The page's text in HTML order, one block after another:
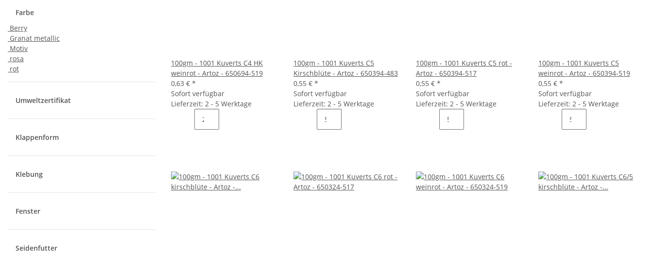
100gm - 1001 Kuverts C4 HK
weinrot - Artoz - 650694-519
0,63 € *
Sofort verfügbar
Lieferzeit: 2 - 5 Werktage
100gm - 1001 Kuverts C5
Kirschblüte - Artoz - 650394-483
0,55 € *
Sofort verfügbar
Lieferzeit: 2 - 5 Werktage
100gm - 1001 Kuverts C5 rot -
Artoz - 650394-517
0,55 € *
Sofort verfügbar
Lieferzeit: 2 - 5 Werktage
100gm - 1001 Kuverts C5
weinrot - Artoz - 650394-519
0,55 € *
Sofort verfügbar
Lieferzeit: 2 - 5 Werktage
Farbe
Berry
Granat metallic
Motiv
rosa
rot
Umweltzertifikat
Klappenform
Klebung
Fenster
Seidenfutter